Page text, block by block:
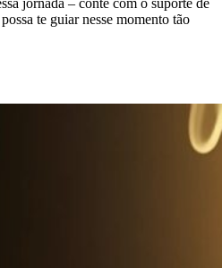
te guiar nesse momento tão